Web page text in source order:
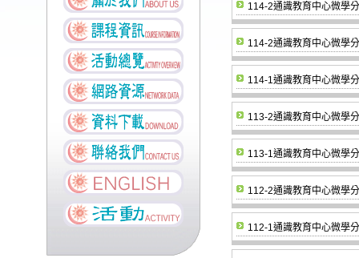
114-2通識教育中心微學
114-2通識教育中心微學
114-1通識教育中心微學
113-2通識教育中心微學
113-1通識教育中心微學
112-2通識教育中心微學
112-1通識教育中心微學